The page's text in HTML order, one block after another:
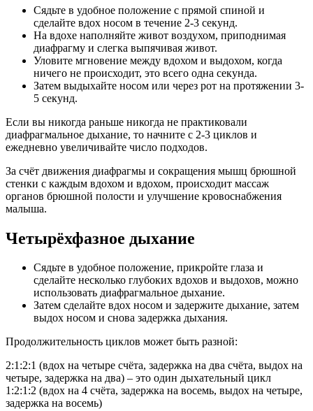
Сядьте в удобное положение с прямой спиной и
сделайте вдох носом в течение 2-3 секунд.
На вдохе наполняйте живот воздухом, приподнимая
диафрагму и слегка выпячивая живот.
Уловите мгновение между вдохом и выдохом, когда
ничего не происходит, это всего одна секунда.
Затем выдыхайте носом или через рот на протяжении 3-
5 секунд.
Если вы никогда раньше никогда не практиковали
диафрагмальное дыхание, то начните с 2-3 циклов и
ежедневно увеличивайте число подходов.
За счёт движения диафрагмы и сокращения мышц брюшной
стенки с каждым вдохом и вдохом, происходит массаж
органов брюшной полости и улучшение кровоснабжения
малыша.
Четырёхфазное дыхание
Сядьте в удобное положение, прикройте глаза и
сделайте несколько глубоких вдохов и выдохов, можно
использовать диафрагмальное дыхание.
Затем сделайте вдох носом и задержите дыхание, затем
выдох носом и снова задержка дыхания.
Продолжительность циклов может быть разной:
2:1:2:1 (вдох на четыре счёта, задержка на два счёта, выдох на
четыре, задержка на два) – это один дыхательный цикл
1:2:1:2 (вдох на 4 счёта, задержка на восемь, выдох на четыре,
задержка на восемь)